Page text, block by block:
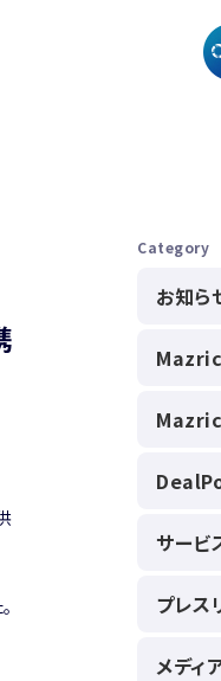
Category
お知ら
サービ
プレス
メディ